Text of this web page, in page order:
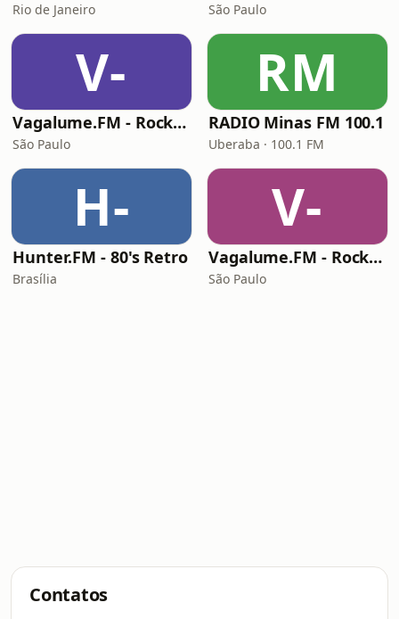
Rio de Janeiro São Paulo
V-
Vagalume.FM - Rock - Das Raízes ao Progressivo
São Paulo
RM
RADIO Minas FM 100.1
Uberaba · 100.1 FM
H-
Hunter.FM - 80's Retro
Brasília
V-
Vagalume.FM - Rock Ballads
São Paulo
Contatos